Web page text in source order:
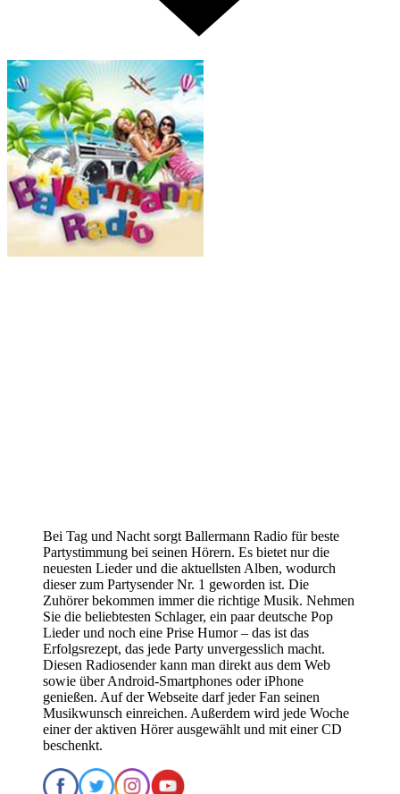
Bei Tag und Nacht sorgt Ballermann Radio für beste
Partystimmung bei seinen Hörern. Es bietet nur die
neuesten Lieder und die aktuellsten Alben, wodurch
dieser zum Partysender Nr. 1 geworden ist. Die
Zuhörer bekommen immer die richtige Musik. Nehmen
Sie die beliebtesten Schlager, ein paar deutsche Pop
Lieder und noch eine Prise Humor – das ist das
Erfolgsrezept, das jede Party unvergesslich macht.
Diesen Radiosender kann man direkt aus dem Web
sowie über Android-Smartphones oder iPhone
genießen. Auf der Webseite darf jeder Fan seinen
Musikwunsch einreichen. Außerdem wird jede Woche
einer der aktiven Hörer ausgewählt und mit einer CD
beschenkt.